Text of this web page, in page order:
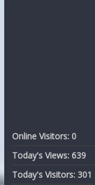
Online Visitors: 0
Today's Views: 639
Today's Visitors: 301